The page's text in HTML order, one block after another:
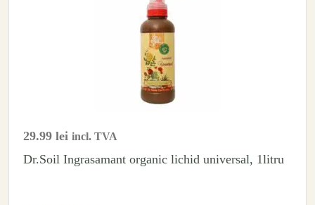
29.99 lei incl. TVA
Dr.Soil Ingrasamant organic lichid universal, 1litru